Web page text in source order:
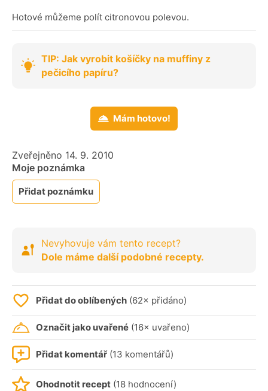
Hotové můžeme polít citronovou polevou.
TIP: Jak vyrobit košíčky na muffiny z
pečicího papíru?
Mám hotovo!
Zveřejněno 14. 9. 2010
Moje poznámka
Přidat poznámku
Nevyhovuje vám tento recept?
Dole máme další podobné recepty.
Přidat do oblíbených (62× přidáno)
Označit jako uvařené (16× uvařeno)
Přidat komentář (13 komentářů)
Ohodnotit recept (18 hodnocení)